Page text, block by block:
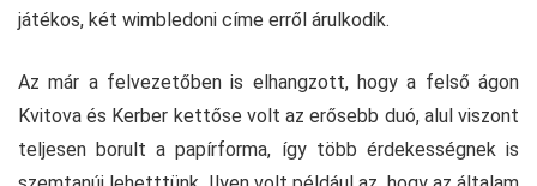
játékos, két wimbledoni címe erről árulkodik.
Az már a felvezetőben is elhangzott, hogy a felső ágon
Kvitova és Kerber kettőse volt az erősebb duó, alul viszont
teljesen borult a papírforma, így több érdekességnek is